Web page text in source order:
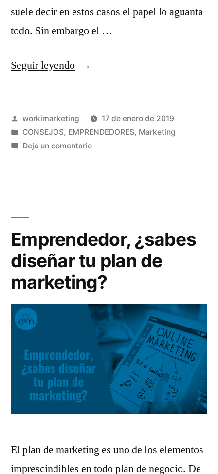
suele decir en estos casos el papel lo aguanta
todo. Sin embargo el …
Seguir leyendo«4
marketing
para
Publicado
por
workimarketing
17 de enero de 2019
Publicado
en
CONSEJOS, EMPRENDEDORES, Marketing
Deja un comentarioen
Emprendedor, ¿sabes
diseñar tu plan de
marketing?
El plan de marketing es uno de los elementos
imprescindibles en todo plan de negocio. De